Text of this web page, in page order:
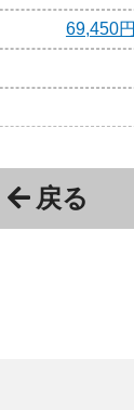
69,450円
戻る